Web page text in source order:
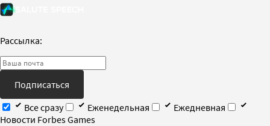
Рассылка:
Подписаться
Все сразу
Еженедельная
Ежедневная
Новости Forbes Games